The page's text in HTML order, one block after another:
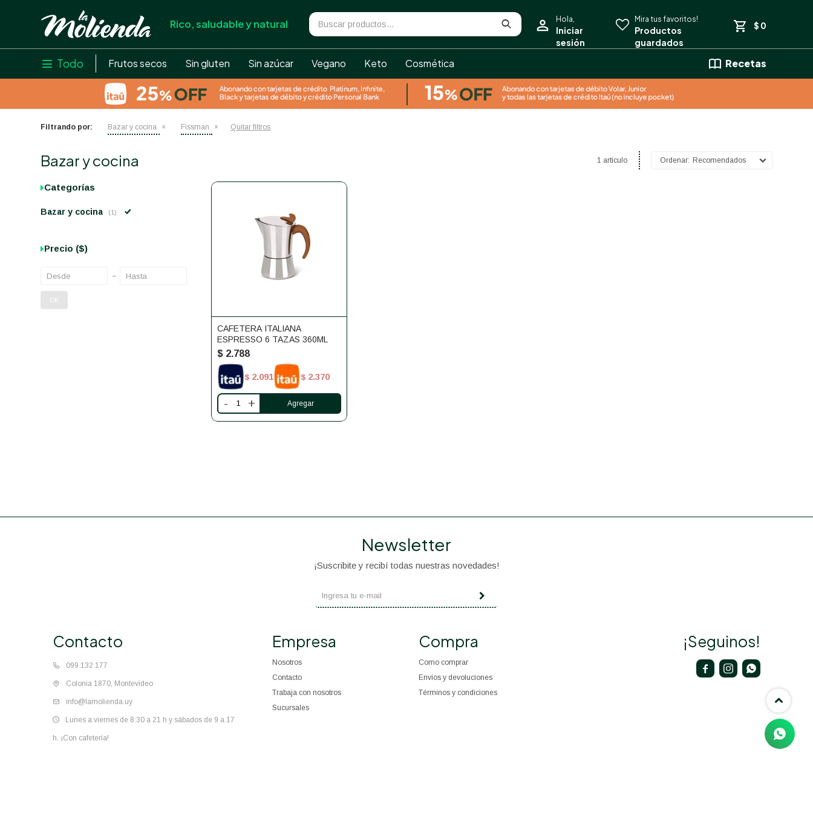
Rico, saludable y natural
 Todo Frutos secos Sin gluten Sin azúcar Vegano Keto Cosmética Recetas
$ 0
Filtrando por: Bazar y cocina Fissman Quitar filtros
1 artículo Recomendados
CAFETERA ITALIANA
ESPRESSO 6 TAZAS 360ML
$ 2.788
$ 2.091 $ 2.370
- +
Bazar y cocina
Categorías
Bazar y cocina (1)
Precio ($)
OK
Contacto
099 132 177
Colonia 1870, Montevideo
info@lamolienda.uy
Lunes a viernes de 8:30 a 21 h y sábados de 9 a 17
h. ¡Con cafetería!
Empresa
Nosotros
Contacto
Trabaja con nosotros
Sucursales
Compra
Como comprar
Envíos y devoluciones
Términos y condiciones
Newsletter
¡Suscribite y recibí todas nuestras novedades!
¡Seguinos!
  
close
store
local_shipping
credit_card
help